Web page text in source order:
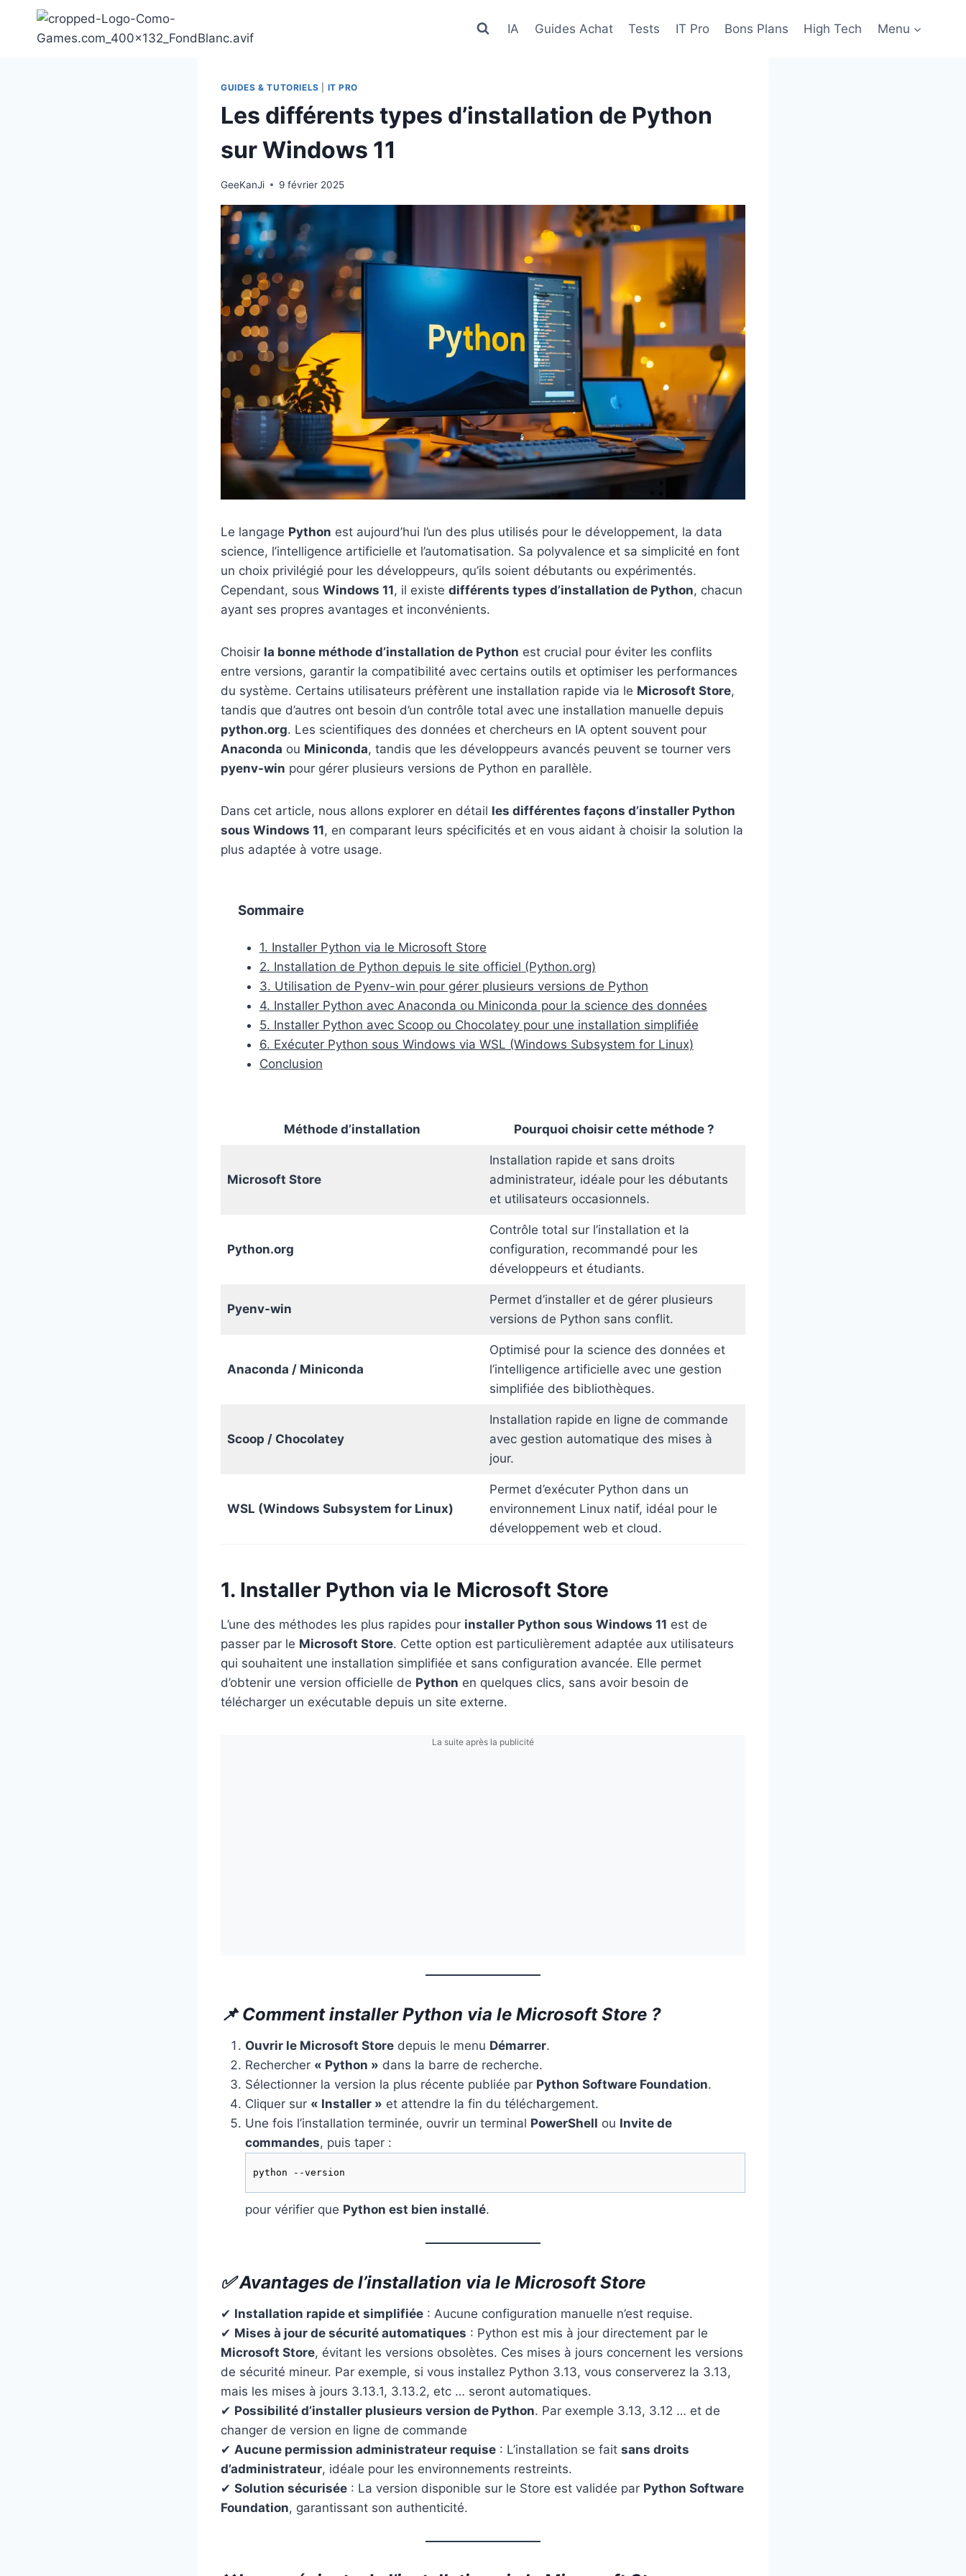
contenu
IA Guides Achat Tests IT Pro Bons Plans High Tech Menu
GUIDES & TUTORIELS IT PRO
Les différents types d’installation de Python
sur Windows 11
GeeKanJi 9 février 2025
Le langage Python est aujourd’hui l’un des plus utilisés pour le développement, la data
science, l’intelligence artificielle et l’automatisation. Sa polyvalence et sa simplicité en font
un choix privilégié pour les développeurs, qu’ils soient débutants ou expérimentés.
Cependant, sous Windows 11, il existe différents types d’installation de Python, chacun
ayant ses propres avantages et inconvénients.
Choisir la bonne méthode d’installation de Python est crucial pour éviter les conflits
entre versions, garantir la compatibilité avec certains outils et optimiser les performances
du système. Certains utilisateurs préfèrent une installation rapide via le Microsoft Store,
tandis que d’autres ont besoin d’un contrôle total avec une installation manuelle depuis
python.org. Les scientifiques des données et chercheurs en IA optent souvent pour
Anaconda ou Miniconda, tandis que les développeurs avancés peuvent se tourner vers
pyenv-win pour gérer plusieurs versions de Python en parallèle.
Dans cet article, nous allons explorer en détail les différentes façons d’installer Python
sous Windows 11, en comparant leurs spécificités et en vous aidant à choisir la solution la
plus adaptée à votre usage.
Sommaire
1. Installer Python via le Microsoft Store
2. Installation de Python depuis le site officiel (Python.org)
3. Utilisation de Pyenv-win pour gérer plusieurs versions de Python
4. Installer Python avec Anaconda ou Miniconda pour la science des données
5. Installer Python avec Scoop ou Chocolatey pour une installation simplifiée
6. Exécuter Python sous Windows via WSL (Windows Subsystem for Linux)
Conclusion
Méthode d’installation Pourquoi choisir cette méthode ?
Microsoft Store
Installation rapide et sans droits
administrateur, idéale pour les débutants
et utilisateurs occasionnels.
Python.org
Contrôle total sur l’installation et la
configuration, recommandé pour les
développeurs et étudiants.
Pyenv-win
Permet d’installer et de gérer plusieurs
versions de Python sans conflit.
Anaconda / Miniconda
Optimisé pour la science des données et
l’intelligence artificielle avec une gestion
simplifiée des bibliothèques.
Scoop / Chocolatey
Installation rapide en ligne de commande
avec gestion automatique des mises à
jour.
WSL (Windows Subsystem for Linux)
Permet d’exécuter Python dans un
environnement Linux natif, idéal pour le
développement web et cloud.
1. Installer Python via le Microsoft Store
L’une des méthodes les plus rapides pour installer Python sous Windows 11 est de
passer par le Microsoft Store. Cette option est particulièrement adaptée aux utilisateurs
qui souhaitent une installation simplifiée et sans configuration avancée. Elle permet
d’obtenir une version officielle de Python en quelques clics, sans avoir besoin de
télécharger un exécutable depuis un site externe.
La suite après la publicité
📌 Comment installer Python via le Microsoft Store ?
Ouvrir le Microsoft Store depuis le menu Démarrer.
Rechercher « Python » dans la barre de recherche.
Sélectionner la version la plus récente publiée par Python Software Foundation.
Cliquer sur « Installer » et attendre la fin du téléchargement.
Une fois l’installation terminée, ouvrir un terminal PowerShell ou Invite de
commandes, puis taper :
python --version
pour vérifier que Python est bien installé.
✅ Avantages de l’installation via le Microsoft Store
✔ Installation rapide et simplifiée : Aucune configuration manuelle n’est requise.
✔ Mises à jour de sécurité automatiques : Python est mis à jour directement par le
Microsoft Store, évitant les versions obsolètes. Ces mises à jours concernent les versions
de sécurité mineur. Par exemple, si vous installez Python 3.13, vous conserverez la 3.13,
mais les mises à jours 3.13.1, 3.13.2, etc … seront automatiques.
✔ Possibilité d’installer plusieurs version de Python. Par exemple 3.13, 3.12 … et de
changer de version en ligne de commande
✔ Aucune permission administrateur requise : L’installation se fait sans droits
d’administrateur, idéale pour les environnements restreints.
✔ Solution sécurisée : La version disponible sur le Store est validée par Python Software
Foundation, garantissant son authenticité.